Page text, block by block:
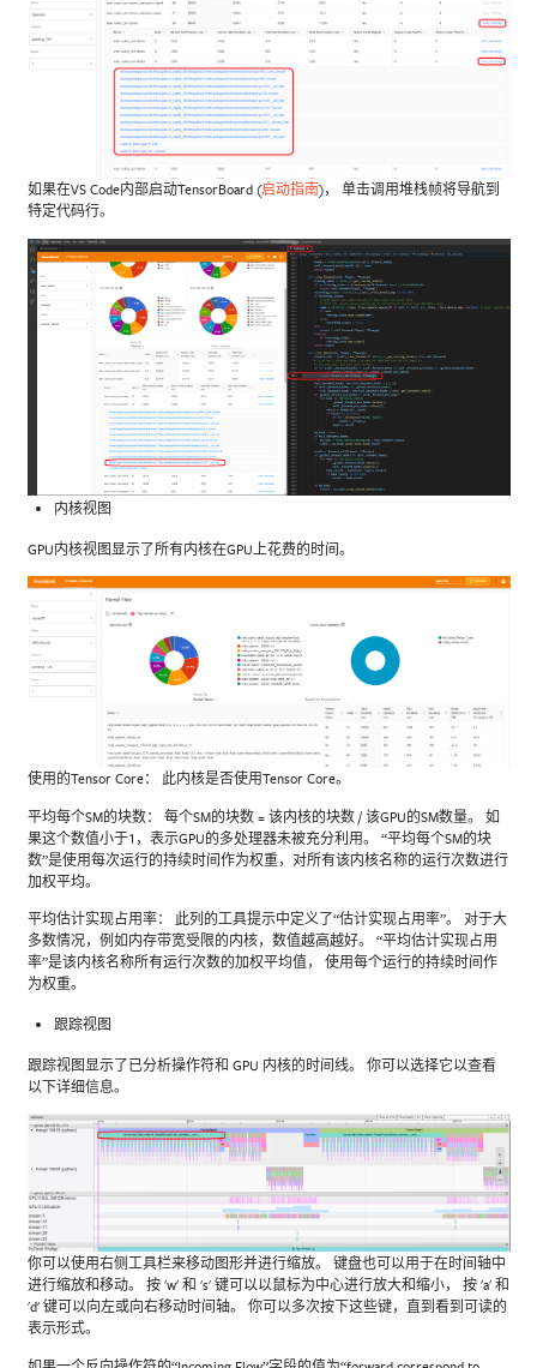
如果在VS Code内部启动TensorBoard (启动指南)， 单击调用堆栈帧将导航到
特定代码行。
内核视图
GPU内核视图显示了所有内核在GPU上花费的时间。
使用的Tensor Core： 此内核是否使用Tensor Core。
平均每个SM的块数： 每个SM的块数 = 该内核的块数 / 该GPU的SM数量。 如
果这个数值小于1，表示GPU的多处理器未被充分利用。 “平均每个SM的块
数”是使用每次运行的持续时间作为权重，对所有该内核名称的运行次数进行
加权平均。
平均估计实现占用率： 此列的工具提示中定义了“估计实现占用率”。 对于大
多数情况，例如内存带宽受限的内核，数值越高越好。 “平均估计实现占用
率”是该内核名称所有运行次数的加权平均值， 使用每个运行的持续时间作
为权重。
跟踪视图
跟踪视图显示了已分析操作符和 GPU 内核的时间线。 你可以选择它以查看
以下详细信息。
你可以使用右侧工具栏来移动图形并进行缩放。 键盘也可以用于在时间轴中
进行缩放和移动。 按 'w' 和 's' 键可以以鼠标为中心进行放大和缩小， 按 'a' 和
'd' 键可以向左或向右移动时间轴。 你可以多次按下这些键，直到看到可读的
表示形式。